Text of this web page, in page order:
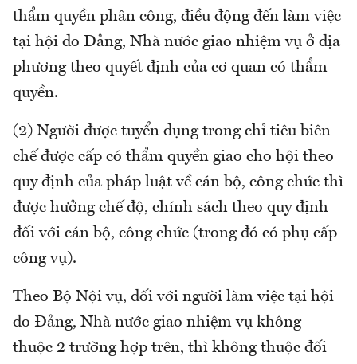
thẩm quyền phân công, điều động đến làm việc
tại hội do Đảng, Nhà nước giao nhiệm vụ ở địa
phương theo quyết định của cơ quan có thẩm
quyền.
(2) Người được tuyển dụng trong chỉ tiêu biên
chế được cấp có thẩm quyền giao cho hội theo
quy định của pháp luật về cán bộ, công chức thì
được hưởng chế độ, chính sách theo quy định
đối với cán bộ, công chức (trong đó có phụ cấp
công vụ).
Theo Bộ Nội vụ, đối với người làm việc tại hội
do Đảng, Nhà nước giao nhiệm vụ không
thuộc 2 trường hợp trên, thì không thuộc đối